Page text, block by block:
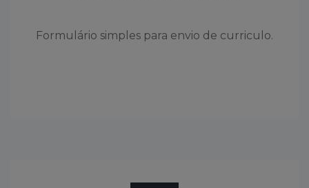
Formulário simples para envio de curriculo.